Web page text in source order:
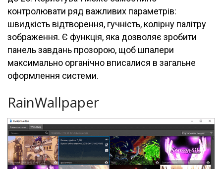
контролювати ряд важливих параметрів:
швидкість відтворення, гучність, колірну палітру
зображення. Є функція, яка дозволяє зробити
панель завдань прозорою, щоб шпалери
максимально органічно вписалися в загальне
оформлення системи.
RainWallpaper